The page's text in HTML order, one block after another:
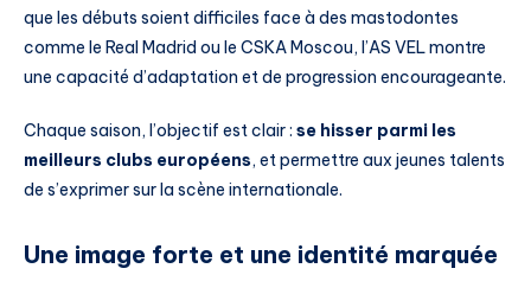
que les débuts soient difficiles face à des mastodontes
comme le Real Madrid ou le CSKA Moscou, l’AS VEL montre
une capacité d’adaptation et de progression encourageante.
Chaque saison, l’objectif est clair : se hisser parmi les
meilleurs clubs européens, et permettre aux jeunes talents
de s’exprimer sur la scène internationale.
Une image forte et une identité marquée